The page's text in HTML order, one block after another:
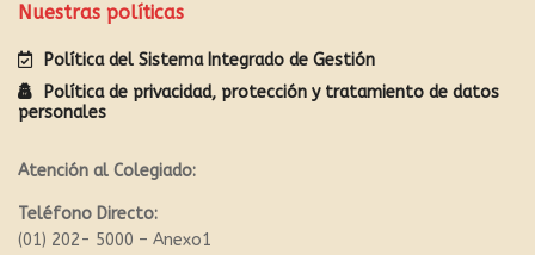
Nuestras políticas
Política del Sistema Integrado de Gestión
Política de privacidad, protección y tratamiento de datos
personales
Atención al Colegiado:
Teléfono Directo:
(01) 202- 5000 – Anexo1